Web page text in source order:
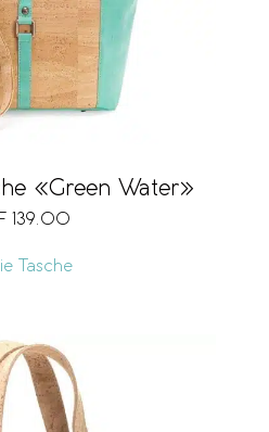
«Green Water»
139.00
Tasche